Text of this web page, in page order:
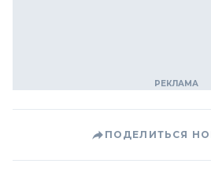
ПОДЕЛИТЬСЯ